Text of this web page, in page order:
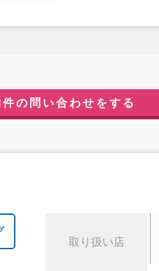
件の問い合わせをする
取り扱い店